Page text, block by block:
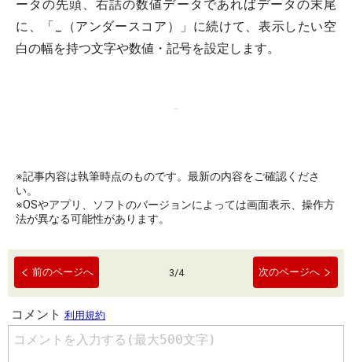
ータの先頭、右詰の数値データであればデータの末尾
に、「_（アンダースコア）」に続けて、表示したい空
白の幅を持つ文字や数値・記号を設定します。
※記事内容は執筆時点のものです。最新の内容をご確認くださ
い。
※OSやアプリ、ソフトのバージョンによっては画面表示、操作方
法が異なる可能性があります。
前のページへ 3/4 次のページへ